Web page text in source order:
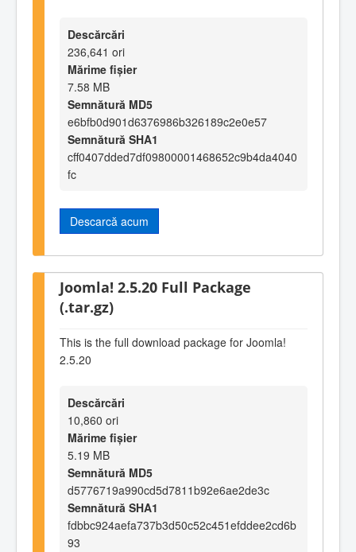
Descărcări
236,641 ori
Mărime fișier
7.58 MB
Semnătură MD5
e6bfb0d901d6376986b326189c2e0e57
Semnătură SHA1
cff0407dded7df09800001468652c9b4da4040
fc
Descarcă acum
Joomla! 2.5.20 Full Package
(.tar.gz)
This is the full download package for Joomla!
2.5.20
Descărcări
10,860 ori
Mărime fișier
5.19 MB
Semnătură MD5
d5776719a990cd5d7811b92e6ae2de3c
Semnătură SHA1
fdbbc924aefa737b3d50c52c451efddee2cd6b
93